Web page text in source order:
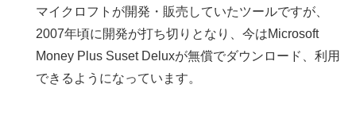
マイクロフトが開発・販売していたツールですが、
2007年頃に開発が打ち切りとなり、今はMicrosoft
Money Plus Suset Deluxが無償でダウンロード、利用
できるようになっています。